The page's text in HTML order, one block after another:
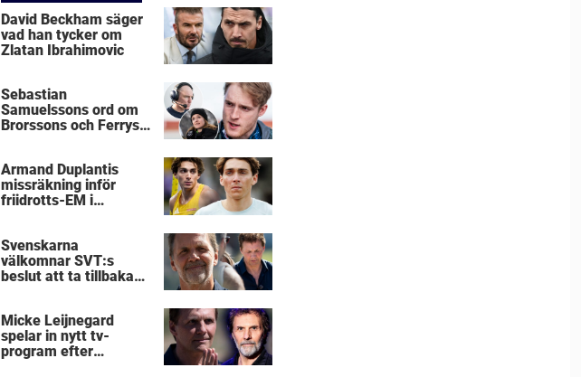
David Beckham säger
vad han tycker om
Zlatan Ibrahimovic
Sebastian
Samuelssons ord om
Brorssons och Ferrys
Armand Duplantis
missräkning inför
friidrotts-EM i
Svenskarna
välkomnar SVT:s
beslut att ta tillbaka
Micke Leijnegard
spelar in nytt tv-
program efter